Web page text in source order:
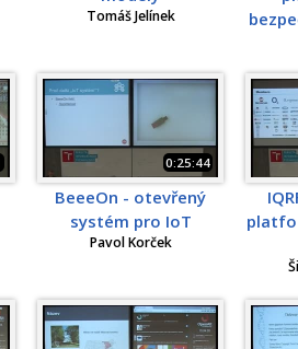
Tomáš Jelínek
0:25:44
BeeeOn - otevřený
systém pro IoT
Pavol Korček